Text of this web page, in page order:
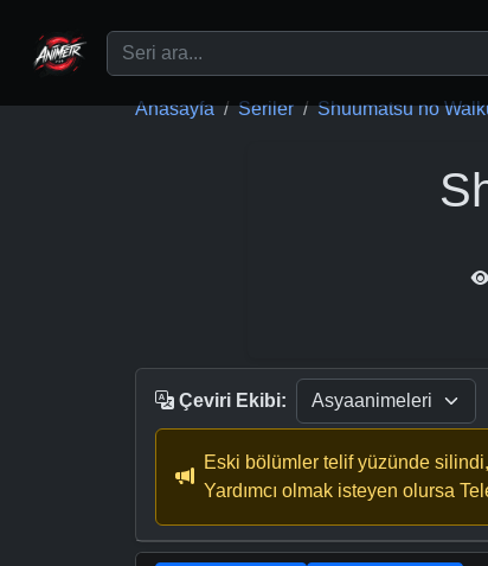
Anasayfa Seriler Shuumatsu no
Çeviri Ekibi:
Eski bölümler telif yüzünde
Yardımcı olmak isteyen olursa